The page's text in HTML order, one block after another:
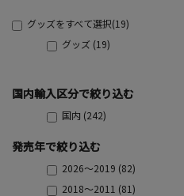
グッズをすべて選択(19)
グッズ (19)
国内輸入区分で絞り込む
国内 (242)
発売年で絞り込む
2026～2019 (82)
2018～2011 (81)